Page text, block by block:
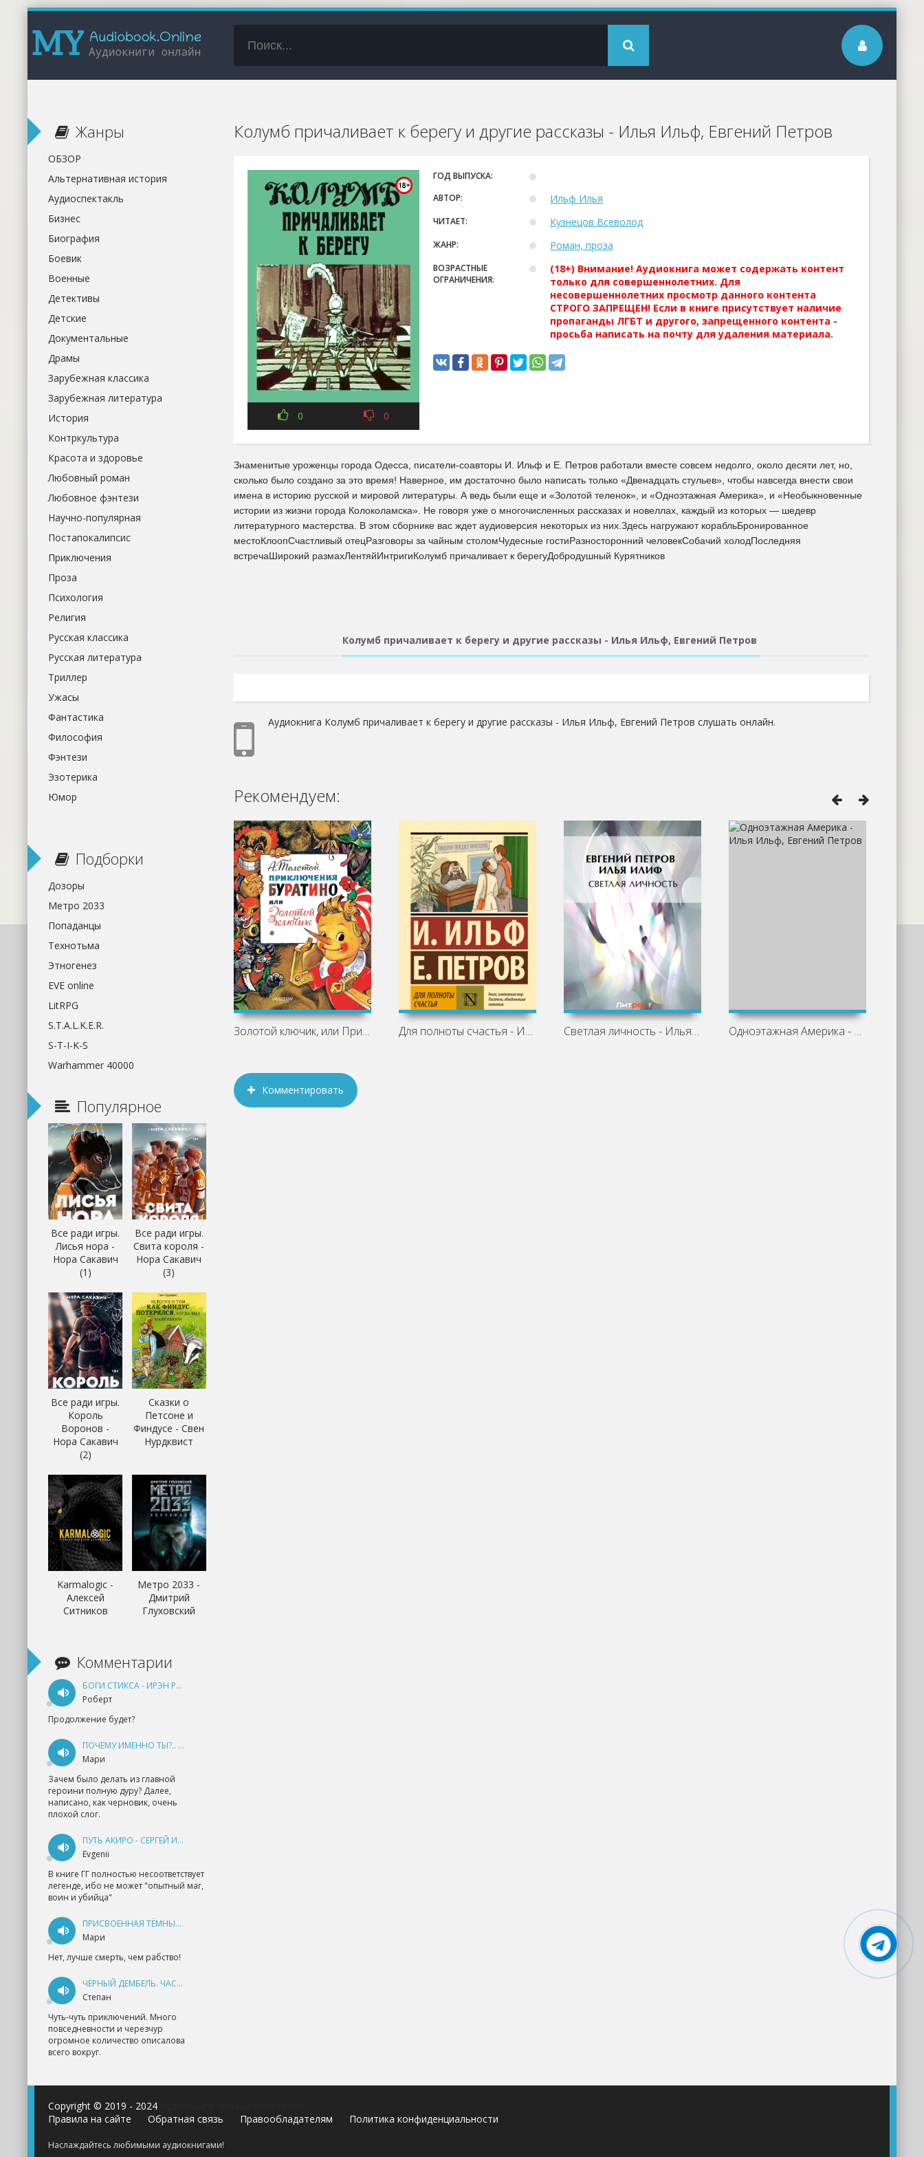
Колумб причаливает к берегу и другие рассказы - Илья Ильф, Евгений Петров
0 0
ГОД ВЫПУСКА:
АВТОР:
Ильф Илья
ЧИТАЕТ: Кузнецов Всеволод
ЖАНР: Роман, проза
ВОЗРАСТНЫЕ
ОГРАНИЧЕНИЯ:
(18+) Внимание! Аудиокнига может содержать контент
только для совершеннолетних. Для
несовершеннолетних просмотр данного контента
СТРОГО ЗАПРЕЩЕН! Если в книге присутствует наличие
пропаганды ЛГБТ и другого, запрещенного контента -
просьба написать на почту для удаления материала.
Знаменитые уроженцы города Одесса, писатели-соавторы И. Ильф и Е. Петров работали вместе совсем недолго, около десяти лет, но,
сколько было создано за это время! Наверное, им достаточно было написать только «Двенадцать стульев», чтобы навсегда внести свои
имена в историю русской и мировой литературы. А ведь были еще и «Золотой теленок», и «Одноэтажная Америка», и «Необыкновенные
истории из жизни города Колоколамска». Не говоря уже о многочисленных рассказах и новеллах, каждый из которых — шедевр
литературного мастерства. В этом сборнике вас ждет аудиоверсия некоторых из них.Здесь нагружают корабльБронированное
местоКлоопСчастливый отецРазговоры за чайным столомЧудесные гостиРазносторонний человекСобачий холодПоследняя
встречаШирокий размахЛентяйИнтригиКолумб причаливает к берегуДобродушный Курятников
Колумб причаливает к берегу и другие рассказы - Илья Ильф, Евгений Петров
Аудиокнига Колумб причаливает к берегу и другие рассказы - Илья Ильф, Евгений Петров слушать онлайн.
Рекомендуем:
Золотой ключик, или Приключения Для полноты счастья - Илья Ильф, Светлая личность - Илья Ильф, Евгений Одноэтажная Америка - Илья Ильф,
Комментировать
Жанры
ОБЗОР
Альтернативная история
Аудиоспектакль
Бизнес
Биография
Боевик
Военные
Детективы
Детские
Документальные
Драмы
Зарубежная классика
Зарубежная литература
История
Контркультура
Красота и здоровье
Любовный роман
Любовное фэнтези
Научно-популярная
Постапокалипсис
Приключения
Проза
Психология
Религия
Русская классика
Русская литература
Триллер
Ужасы
Фантастика
Философия
Фэнтези
Эзотерика
Юмор
Подборки
Дозоры
Метро 2033
Попаданцы
Технотьма
Этногенез
EVE online
LitRPG
S.T.A.L.K.E.R.
S-T-I-K-S
Warhammer 40000
Популярное
Все ради игры.
Лисья нора -
Нора Сакавич
(1)
Все ради игры.
Свита короля -
Нора Сакавич
(3)
Все ради игры.
Король
Воронов -
Нора Сакавич
(2)
Сказки о
Петсоне и
Финдусе - Свен
Нурдквист
Karmalogic -
Алексей
Ситников
Метро 2033 -
Дмитрий
Глуховский
Комментарии
БОГИ СТИКСА - ИРЭН РУДКЕВИЧ
Роберт
Продолжение будет?
ПОЧЕМУ ИМЕННО ТЫ?.. КНИГА 1 - ЕКАТЕРИНА ЮДИНА
Мари
Зачем было делать из главной
героини полную дуру? Далее,
написано, как черновик, очень
плохой слог.
ПУТЬ АКИРО - СЕРГЕЙ ИЗМАЙЛОВ
Evgenii
В книге ГГ полностью несоответствует
легенде, ибо не может "опытный маг,
воин и убийца"
ПРИСВОЕННАЯ ТЁМНЫМ. ПРОКЛЯТАЯ ЛЮБОВЬ - АННА ГЕРР
Мари
Нет, лучше смерть, чем рабство!
ЧЁРНЫЙ ДЕМБЕЛЬ. ЧАСТЬ 1 - АНДРЕЙ ФЕДИН
Степан
Чуть-чуть приключений. Много
повседневности и черезчур
огромное количество описалова
всего вокруг.
Copyright © 2019 - 2024
Правила на сайте
Обратная связь Правообладателям Политика конфиденциальности
Наслаждайтесь любимыми аудиокнигами!